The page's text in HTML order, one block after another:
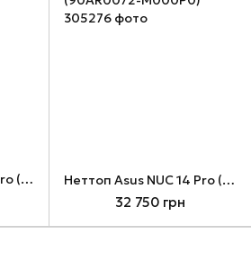
Неттоп Asus NUC 14 Pro (RNUC14RVHI300002I), Black, C3 100U, без RAM/SSD, DOS (90AR0072-M00040) Неттоп Asus NUC 14 Pro (RNUC14RVHU500002I), Black, U5 125H, без RAM/SSD, Arc, DOS (90AR0072-M000P0)
32 750 грн